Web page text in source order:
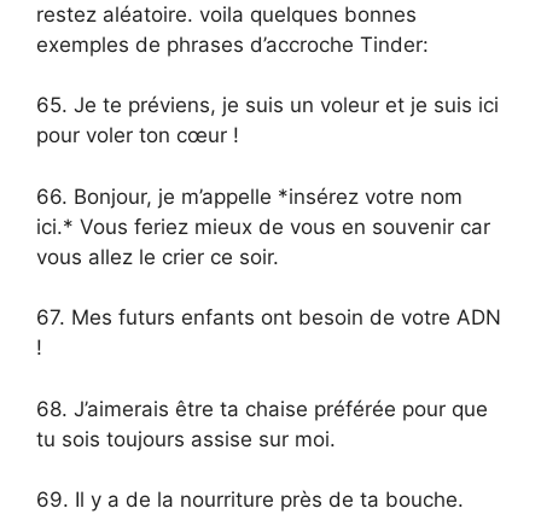
restez aléatoire. voila quelques bonnes
exemples de phrases d’accroche Tinder:
65. Je te préviens, je suis un voleur et je suis ici
pour voler ton cœur !
66. Bonjour, je m’appelle *insérez votre nom
ici.* Vous feriez mieux de vous en souvenir car
vous allez le crier ce soir.
67. Mes futurs enfants ont besoin de votre ADN
!
68. J’aimerais être ta chaise préférée pour que
tu sois toujours assise sur moi.
69. Il y a de la nourriture près de ta bouche.